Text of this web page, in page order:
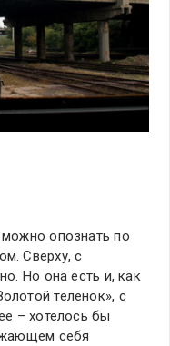
можно опознать по
Сверху, с
Но она есть и, как
теленок», с
– хотелось бы
себя